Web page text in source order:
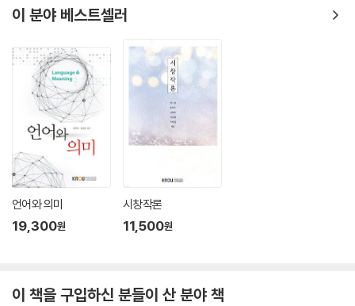
이 분야 베스트셀러
언어와 의미
19,300원
시창작론
11,500원
이 책을 구입하신 분들이 산 분야 책